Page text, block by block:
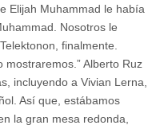
Elijah Muhammad le había
Nosotros le
finalmente.
Alberto Ruz
incluyendo a Vivian Lerna,
Así que, estábamos
la gran mesa redonda,